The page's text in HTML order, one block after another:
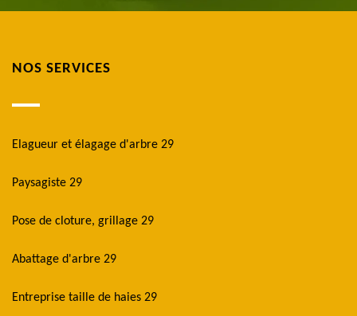
NOS SERVICES
Elagueur et élagage d'arbre 29
Paysagiste 29
Pose de cloture, grillage 29
Abattage d'arbre 29
Entreprise taille de haies 29